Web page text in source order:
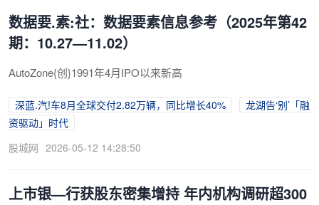
数据要.素:社：数据要素信息参考（2025年第42
期：10.27—11.02）
AutoZone{创}1991年4月IPO以来新高
深蓝.汽!车8月全球交付2.82万辆，同比增长40%
龙湖告‘别’「融
资驱动」时代
股城网 2026-05-12 14:28:50
上市银—行获股东密集增持 年内机构调研超300